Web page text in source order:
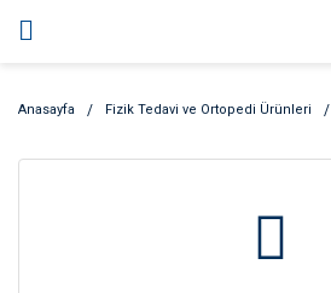
Anasayfa Fizik Tedavi ve Ortopedi Ürünleri